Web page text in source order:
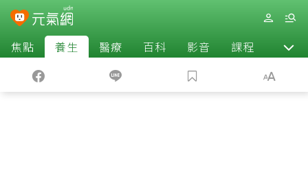
焦點 養生 醫療 百科 影音 課程 退休